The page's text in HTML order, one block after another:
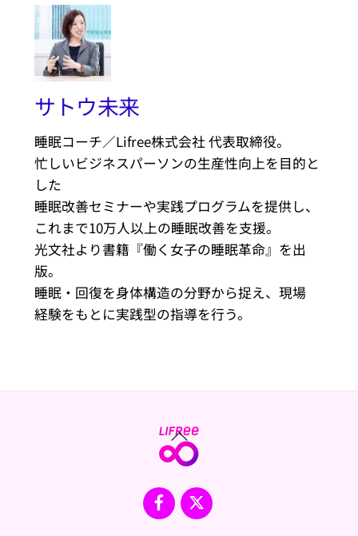
サトウ未来
睡眠コーチ／Lifree株式会社 代表取締役。
忙しいビジネスパーソンの生産性向上を目的と
した
睡眠改善セミナーや実践プログラムを提供し、
これまで10万人以上の睡眠改善を支援。
光文社より書籍『働く女子の睡眠革命』を出
版。
睡眠・回復を身体構造の分野から捉え、現場
経験をもとに実践型の指導を行う。
Back
To
Facebook
X